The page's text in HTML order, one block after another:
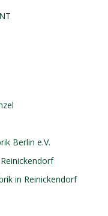
Berlin e.V.
in Reinickendorf